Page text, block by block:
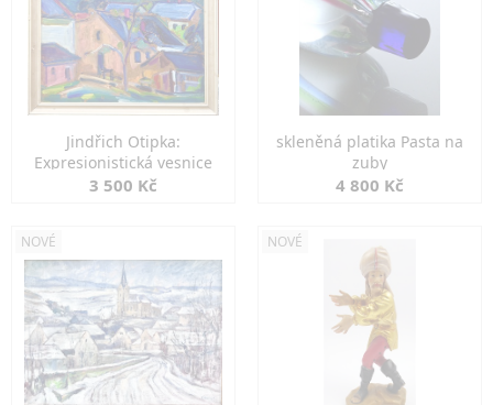
Jindřich Otipka:
Expresionistická vesnice
3 500 Kč
skleněná platika Pasta na
zuby
4 800 Kč
NOVÉ NOVÉ